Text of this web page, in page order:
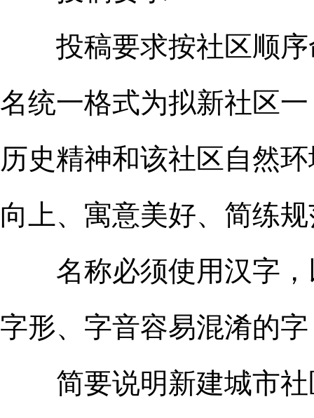
投稿要求按社区顺序
名统一格式为拟新社区
历史精神和该社区自然
向上、寓意美好、简练
名称必须使用汉字，
字形、字音容易混淆的
简要说明新建城市社